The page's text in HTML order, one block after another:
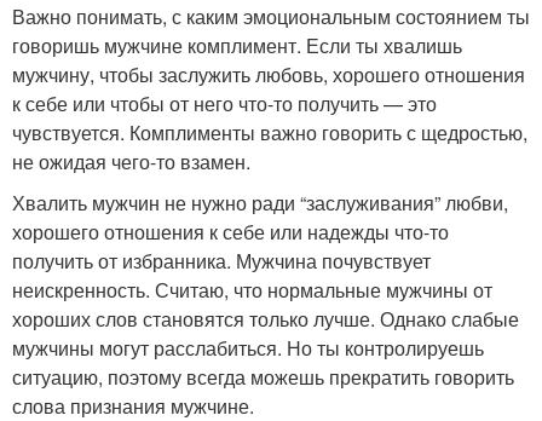
Важно понимать, с каким эмоциональным состоянием ты
говоришь мужчине комплимент. Если ты хвалишь
мужчину, чтобы заслужить любовь, хорошего отношения
к себе или чтобы от него что-то получить — это
чувствуется. Комплименты важно говорить с щедростью,
не ожидая чего-то взамен.
Хвалить мужчин не нужно ради “заслуживания” любви,
хорошего отношения к себе или надежды что-то
получить от избранника. Мужчина почувствует
неискренность. Считаю, что нормальные мужчины от
хороших слов становятся только лучше. Однако слабые
мужчины могут расслабиться. Но ты контролируешь
ситуацию, поэтому всегда можешь прекратить говорить
слова признания мужчине.